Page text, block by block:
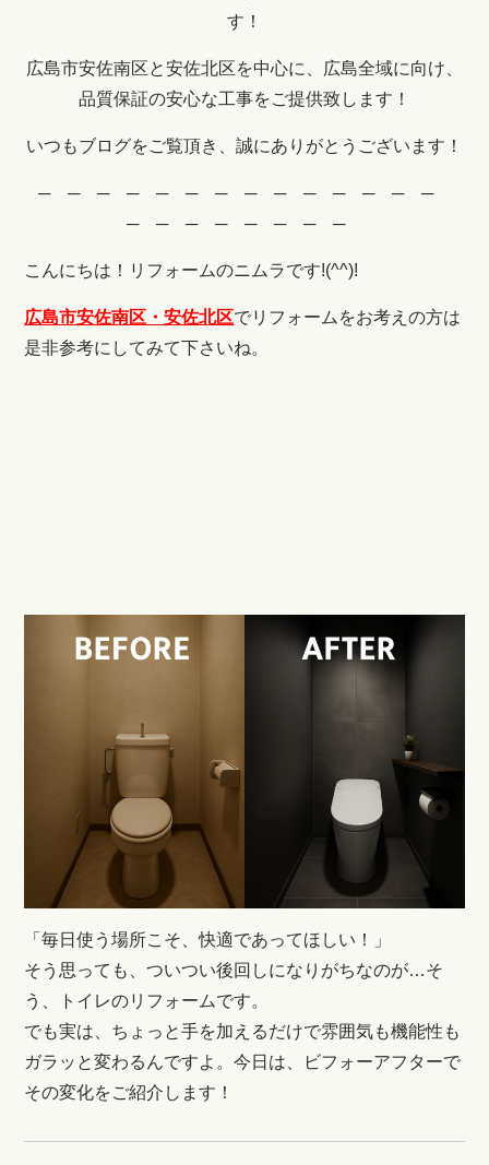
す！
広島市安佐南区と安佐北区を中心に、広島全域に向け、
品質保証の安心な工事をご提供致します！
いつもブログをご覧頂き、誠にありがとうございます！
─ ─ ─ ─ ─ ─ ─ ─ ─ ─ ─ ─ ─ ─
─ ─ ─ ─ ─ ─ ─ ─
こんにちは！リフォームのニムラです!(^^)!
広島市安佐南区・安佐北区でリフォームをお考えの方は
是非参考にしてみて下さいね。
「毎日使う場所こそ、快適であってほしい！」
そう思っても、ついつい後回しになりがちなのが…そ
う、トイレのリフォームです。
でも実は、ちょっと手を加えるだけで雰囲気も機能性も
ガラッと変わるんですよ。今日は、ビフォーアフターで
その変化をご紹介します！